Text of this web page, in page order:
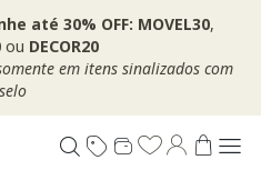
até 30% OFF: MOVEL30,
ou DECOR20
em itens sinalizados com
selo